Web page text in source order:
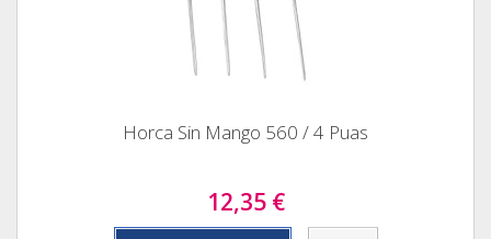
Horca Sin Mango 560 / 4 Puas
12,35 €